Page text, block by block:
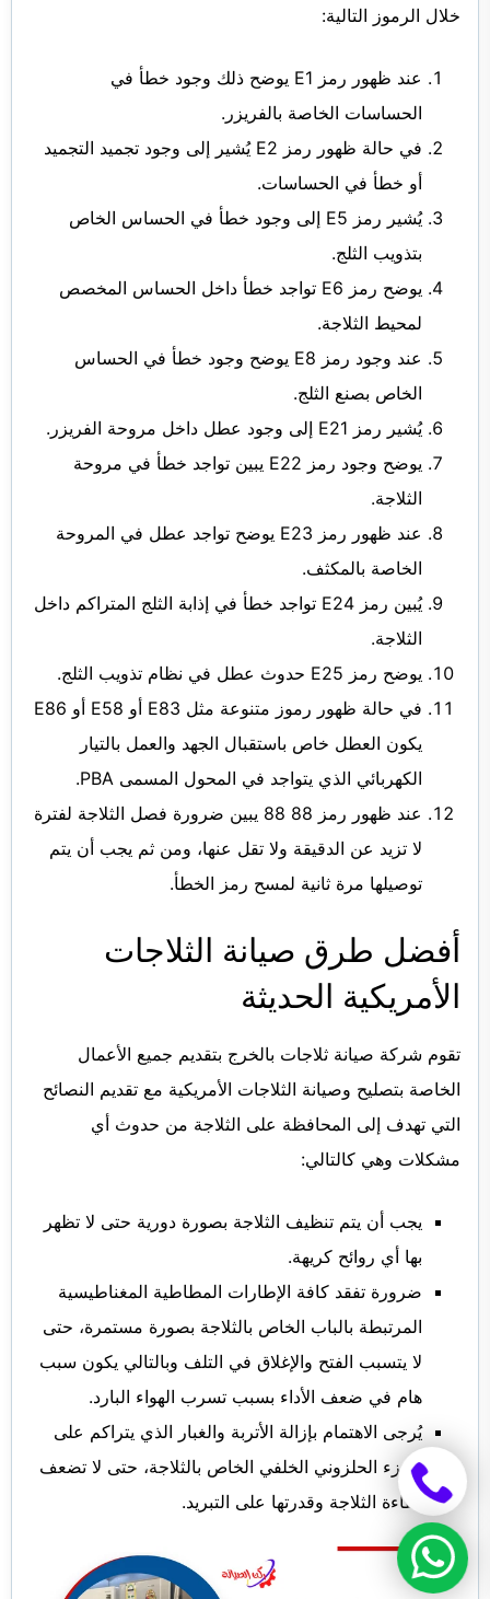
خلال الرموز التالية:
عند ظهور رمز E1 يوضح ذلك وجود خطأ في
الحساسات الخاصة بالفريزر.
في حالة ظهور رمز E2 يُشير إلى وجود تجميد التجميد
أو خطأ في الحساسات.
يُشير رمز E5 إلى وجود خطأ في الحساس الخاص
بتذويب الثلج.
يوضح رمز E6 تواجد خطأ داخل الحساس المخصص
لمحيط الثلاجة.
عند وجود رمز E8 يوضح وجود خطأ في الحساس
الخاص بصنع الثلج.
يُشير رمز E21 إلى وجود عطل داخل مروحة الفريزر.
يوضح وجود رمز E22 يبين تواجد خطأ في مروحة
الثلاجة.
عند ظهور رمز E23 يوضح تواجد عطل في المروحة
الخاصة بالمكثف.
يُبين رمز E24 تواجد خطأ في إذابة الثلج المتراكم داخل
الثلاجة.
يوضح رمز E25 حدوث عطل في نظام تذويب الثلج.
في حالة ظهور رموز متنوعة مثل E83 أو E58 أو E86
يكون العطل خاص باستقبال الجهد والعمل بالتيار
الكهربائي الذي يتواجد في المحول المسمى PBA.
عند ظهور رمز 88 88 يبين ضرورة فصل الثلاجة لفترة
لا تزيد عن الدقيقة ولا تقل عنها، ومن ثم يجب أن يتم
توصيلها مرة ثانية لمسح رمز الخطأ.
أفضل طرق صيانة الثلاجات
الأمريكية الحديثة
تقوم شركة صيانة ثلاجات بالخرج بتقديم جميع الأعمال
الخاصة بتصليح وصيانة الثلاجات الأمريكية مع تقديم النصائح
التي تهدف إلى المحافظة على الثلاجة من حدوث أي
مشكلات وهي كالتالي:
يجب أن يتم تنظيف الثلاجة بصورة دورية حتى لا تظهر
بها أي روائح كريهة.
ضرورة تفقد كافة الإطارات المطاطية المغناطيسية
المرتبطة بالباب الخاص بالثلاجة بصورة مستمرة، حتى
لا يتسبب الفتح والإغلاق في التلف وبالتالي يكون سبب
هام في ضعف الأداء بسبب تسرب الهواء البارد.
يُرجى الاهتمام بإزالة الأتربة والغبار الذي يتراكم على
الجزء الحلزوني الخلفي الخاص بالثلاجة، حتى لا تضعف
كفاءة الثلاجة وقدرتها على التبريد.